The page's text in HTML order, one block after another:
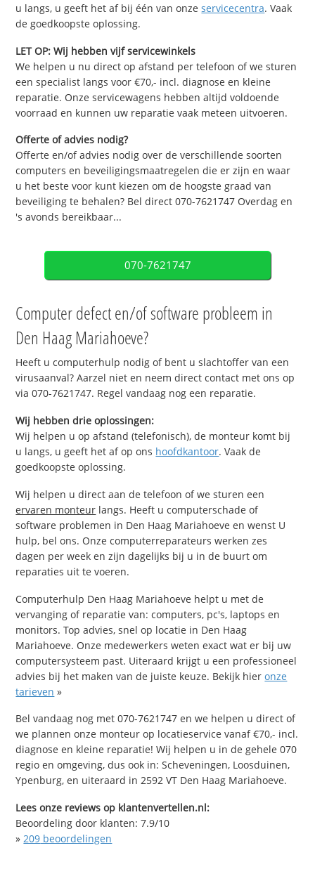
u langs, u geeft het af bij één van onzeservicecentra. Vaak
de goedkoopste oplossing.
LET OP: Wij hebben vijf servicewinkels
We helpen u nu direct op afstand per telefoon of we sturen
een specialist langs voor €70,- incl. diagnose en kleine
reparatie. Onze servicewagens hebben altijd voldoende
voorraad en kunnen uw reparatie vaak meteen uitvoeren.
Offerte of advies nodig?
Offerte en/of advies nodig over de verschillende soorten
computers en beveiligingsmaatregelen die er zijn en waar
u het beste voor kunt kiezen om de hoogste graad van
beveiliging te behalen? Bel direct 070-7621747 Overdag en
's avonds bereikbaar...
070-7621747
Computer defect en/of software probleem in
Den Haag Mariahoeve?
Heeft u computerhulp nodig of bent u slachtoffer van een
virusaanval? Aarzel niet en neem direct contact met ons op
via 070-7621747. Regel vandaag nog een reparatie.
Wij hebben drie oplossingen:
Wij helpen u op afstand (telefonisch), de monteur komt bij
u langs, u geeft het af op ons hoofdkantoor. Vaak de
goedkoopste oplossing.
Wij helpen u direct aan de telefoon of we sturen een
ervaren monteur langs. Heeft u computerschade of
software problemen in Den Haag Mariahoeve en wenst U
hulp, bel ons. Onze computerreparateurs werken zes
dagen per week en zijn dagelijks bij u in de buurt om
reparaties uit te voeren.
Computerhulp Den Haag Mariahoeve helpt u met de
vervanging of reparatie van: computers, pc's, laptops en
monitors. Top advies, snel op locatie in Den Haag
Mariahoeve. Onze medewerkers weten exact wat er bij uw
computersysteem past. Uiteraard krijgt u een professioneel
advies bij het maken van de juiste keuze. Bekijk hieronze
tarieven »
Bel vandaag nog met 070-7621747 en we helpen u direct of
we plannen onze monteur op locatieservice vanaf €70,- incl.
diagnose en kleine reparatie! Wij helpen u in de gehele 070
regio en omgeving, dus ook in: Scheveningen, Loosduinen,
Ypenburg, en uiteraard in 2592 VT Den Haag Mariahoeve.
Lees onze reviews op klantenvertellen.nl:
Beoordeling door klanten:7.9/10
»209 beoordelingen